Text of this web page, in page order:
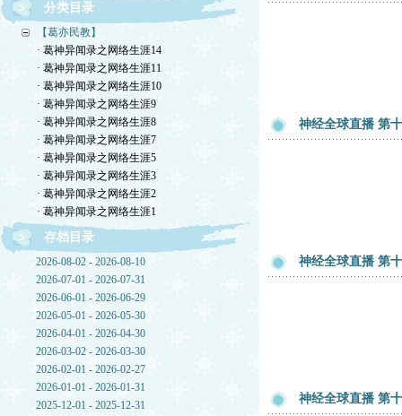
分类目录
【葛亦民教】
· 葛神异闻录之网络生涯14
· 葛神异闻录之网络生涯11
· 葛神异闻录之网络生涯10
· 葛神异闻录之网络生涯9
· 葛神异闻录之网络生涯8
· 葛神异闻录之网络生涯7
· 葛神异闻录之网络生涯5
· 葛神异闻录之网络生涯3
· 葛神异闻录之网络生涯2
· 葛神异闻录之网络生涯1
存档目录
2026-08-02 - 2026-08-10
2026-07-01 - 2026-07-31
2026-06-01 - 2026-06-29
2026-05-01 - 2026-05-30
2026-04-01 - 2026-04-30
2026-03-02 - 2026-03-30
2026-02-01 - 2026-02-27
2026-01-01 - 2026-01-31
2025-12-01 - 2025-12-31
神经全球直播 第
神经全球直播 第
神经全球直播 第